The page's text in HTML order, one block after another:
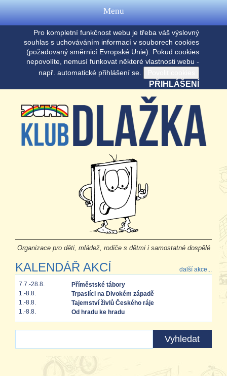
Pro kompletní funkčnost webu je třeba váš výslovný
souhlas s uchováváním informací v souborech cookies
(požadovaný směrnicí Evropské Unie). Pokud cookies
nepovolíte, nemusí funkovat některé vlastnosti webu -
např. automatické přihlášení se.
PŘIHLÁŠENÍ
Organizace pro děti, mládež, rodiče s dětmi i samostatné dospělé
KALENDÁŘ AKCÍ další akce...
7.7.-28.8.
Příměstské tábory
1.-8.8.
Trpaslíci na Divokém západě
1.-8.8.
Tajemství živlů Českého ráje
1.-8.8.
Od hradu ke hradu